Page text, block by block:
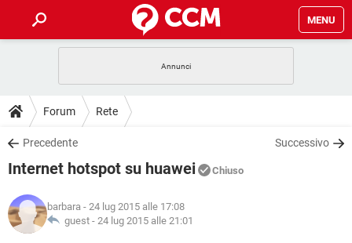
MENU
INTRATTENIMENTO
iOS
INSTAGRAM WHATSAPP
TIKTOK
HARDWARE
GUIDE
COVID-19
INSTAGRAM
TIKTOK
DOWNLOAD
COVID-19 GAMING
INTRATTENIMENTO
iOS WINDOWS 10
COVID-19
INTRATTENIMENTO
GLOSSARIO
Forum Rete
Precedente Successivo
Internet hotspot su huawei Chiuso
barbara - 24 lug 2015 alle 17:08
guest - 24 lug 2015 alle 21:01